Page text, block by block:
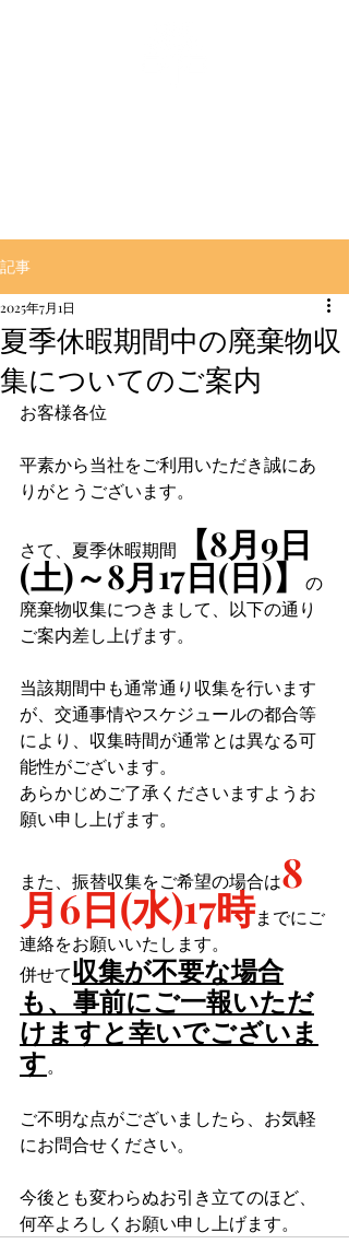
記事
夏季休暇期間中の廃棄物収
集についてのご案内
2025年7月1日
お客様各位
平素から当社をご利用いただき誠にあ
りがとうございます。
さて、夏季休暇期間 【8月9日
(土)～8月17日(日)】
の
廃棄物収集につきまして、以下の通り
ご案内差し上げます。
当該期間中も通常通り収集を行います
が、交通事情やスケジュールの都合等
により、収集時間が通常とは異なる可
能性がございます。
あらかじめご了承くださいますようお
願い申し上げます。
また、振替収集をご希望の場合は8
月6日(水)17時までにご
連絡をお願いいたします。
併せて収集が不要な場合
も、事前にご一報いただ
けますと幸いでございま
す。
ご不明な点がございましたら、お気軽
にお問合せください。
今後とも変わらぬお引き立てのほど、
何卒よろしくお願い申し上げます。